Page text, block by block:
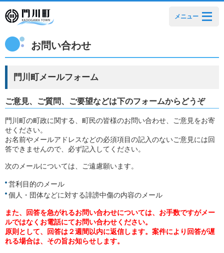
メニュー
お問い合わせ
門川町メールフォーム
ご意見、ご質問、ご要望などは下のフォームからどうぞ
門川町の町政に関する、町民の皆様のお問い合わせ、ご意見をお寄
せください。
お名前やメールアドレスなどの必須項目の記入のないご意見には回
答できませんので、必ず記入してください。
次のメールについては、ご遠慮願います。
営利目的のメール
個人・団体などに対する誹謗中傷の内容のメール
また、回答を急がれるお問い合わせについては、お手数ですがメー
ルではなくお電話にてお問い合わせください。
原則として、回答は２週間以内に返信します。案件により回答が遅
れる場合は、その旨お知らせします。